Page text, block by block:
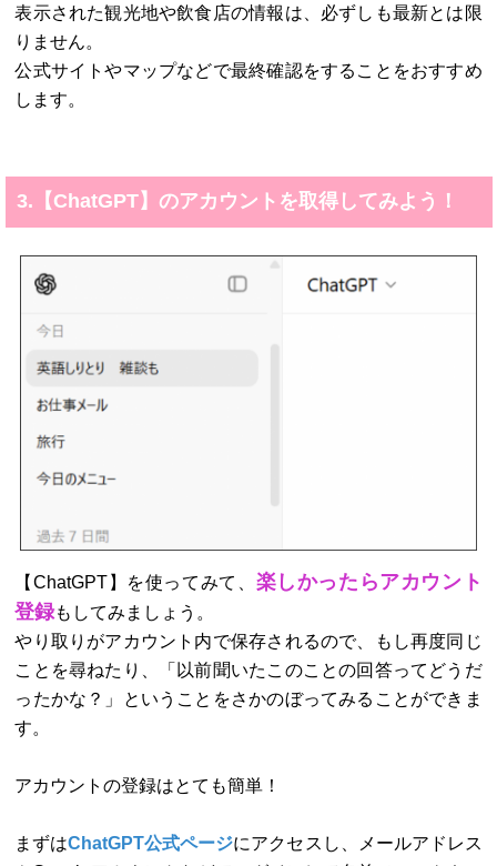
表示された観光地や飲食店の情報は、必ずしも最新とは限
りません。
公式サイトやマップなどで最終確認をすることをおすすめ
します。
3.【ChatGPT】のアカウントを取得してみよう！
【ChatGPT】を使ってみて、 楽しかったらアカウント
登録もしてみましょう。
やり取りがアカウント内で保存されるので、もし再度同じ
ことを尋ねたり、「以前聞いたこのことの回答ってどうだ
ったかな？」ということをさかのぼってみることができま
す。
アカウントの登録はとても簡単！
まずはChatGPT公式ページにアクセスし、メールアドレス